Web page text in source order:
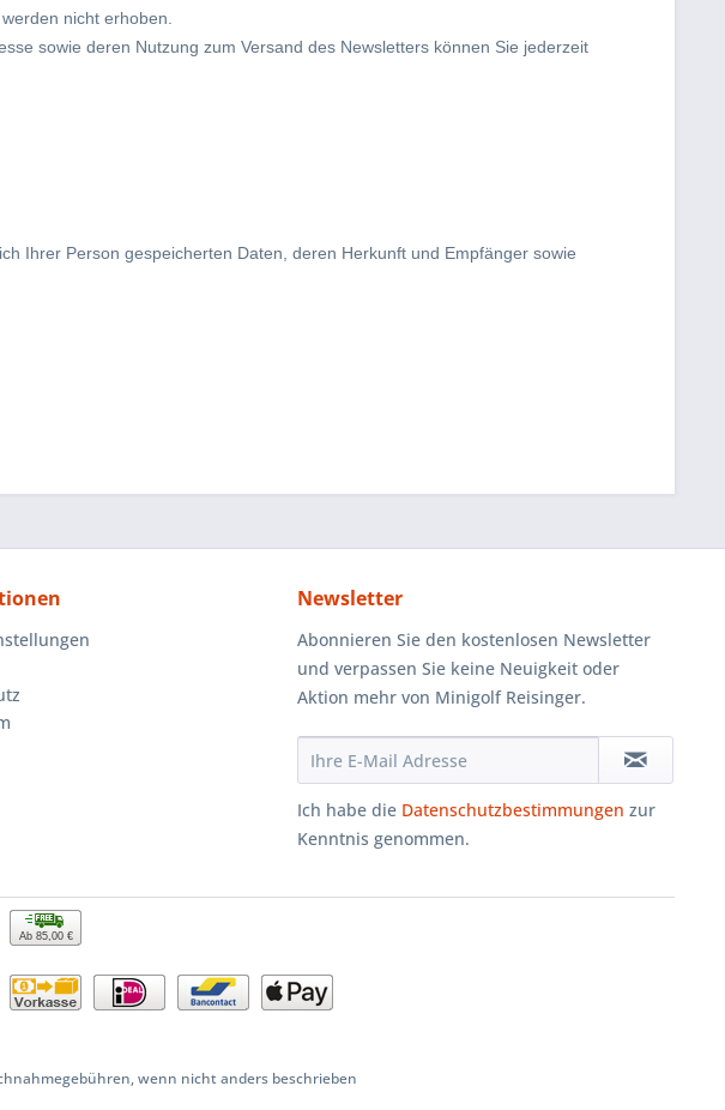
nicht erhoben.
sowie deren Nutzung zum Versand des Newsletters können Sie jederzeit
Ihrer Person gespeicherten Daten, deren Herkunft und Empfänger sowie
Newsletter
Abonnieren Sie den kostenlosen Newsletter
und verpassen Sie keine Neuigkeit oder
Aktion mehr von Minigolf Reisinger.
Ich habe die Datenschutzbestimmungen zur
Kenntnis genommen.
Ab 85,00 €
wenn nicht anders beschrieben